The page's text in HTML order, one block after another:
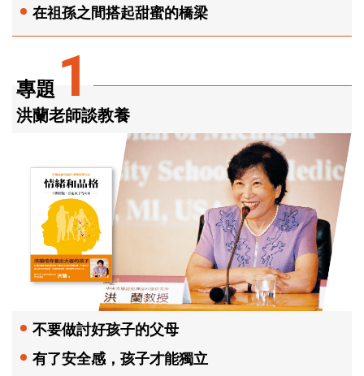
專題 1
洪蘭老師談教養
不要做討好孩子的父母
有了安全感，孩子才能獨立
在祖孫之間搭起甜蜜的橋梁